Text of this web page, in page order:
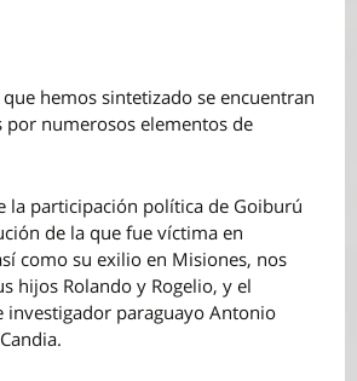
que hemos sintetizado se encuentran
por numerosos elementos de
la participación política de Goiburú
de la que fue víctima en
como su exilio en Misiones, nos
hijos Rolando y Rogelio, y el
investigador paraguayo Antonio